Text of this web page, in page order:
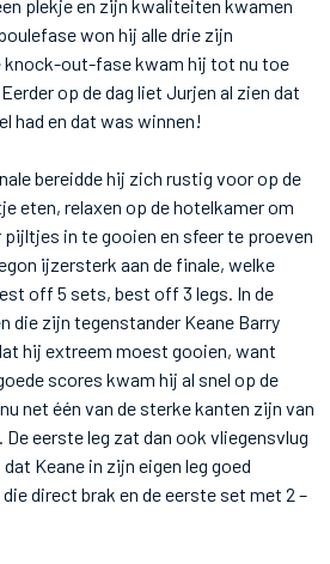
plekje en zijn kwaliteiten kwamen
won hij alle drie zijn
knock-out-fase kwam hij tot nu toe
op de dag liet Jurjen al zien dat
had en dat was winnen!
bereidde hij zich rustig voor op de
eten, relaxen op de hotelkamer om
pijltjes in te gooien en sfeer te proeven
ijzersterk aan de finale, welke
off 5 sets, best off 3 legs. In de
die zijn tegenstander Keane Barry
hij extreem moest gooien, want
scores kwam hij al snel op de
net één van de sterke kanten zijn van
eerste leg zat dan ook vliegensvlug
Keane in zijn eigen leg goed
direct brak en de eerste set met 2 –